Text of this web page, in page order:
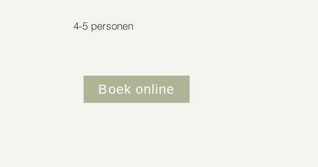
4-5 personen
Boek online